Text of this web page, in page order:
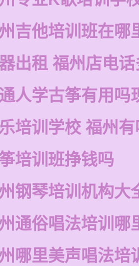
吉他培训班在哪
出租 福州店电
人学古筝有用吗
培训学校 福州
培训班挣钱吗
钢琴培训机构大
通俗唱法培训哪
哪里美声唱法培